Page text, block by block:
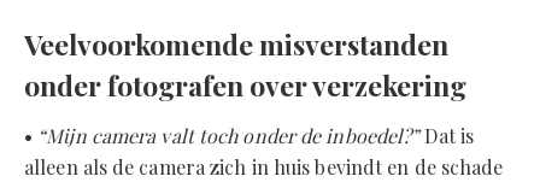
Veelvoorkomende misverstanden
onder fotografen over verzekering
• “Mijn camera valt toch onder de inboedel?”Dat is
alleen als de camera zich in huis bevindt en de schade